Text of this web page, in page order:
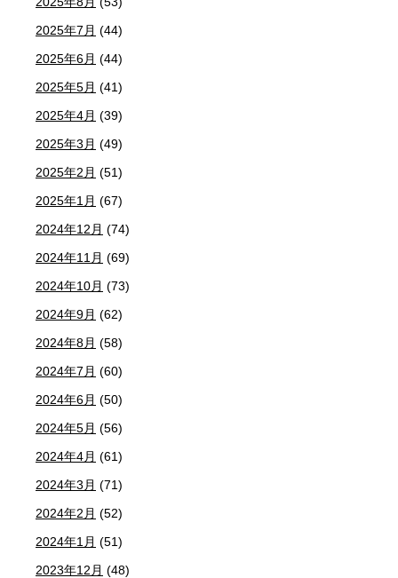
2025年7月 (44)
2025年6月 (44)
2025年5月 (41)
2025年4月 (39)
2025年3月 (49)
2025年2月 (51)
2025年1月 (67)
2024年12月 (74)
2024年11月 (69)
2024年10月 (73)
2024年9月 (62)
2024年8月 (58)
2024年7月 (60)
2024年6月 (50)
2024年5月 (56)
2024年4月 (61)
2024年3月 (71)
2024年2月 (52)
2024年1月 (51)
2023年12月 (48)